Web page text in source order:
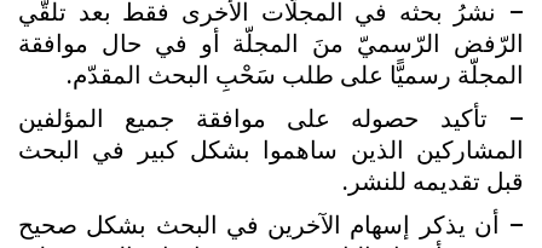
– نشرُ بحثه في المجلّات الأخرى فقط بعد تلقّي
الرّفض الرّسميّ منَ المجلّة أو في حال موافقة
المجلّة رسميًّا على طلب سَحْبِ البحث المقدّم.
– تأکيد حصوله على موافقة جميع المؤلفين
المشارکين الذين ساهموا بشکل کبير في البحث
قبل تقديمه للنشر.
– أن يذکر إسهام الآخرين في البحث بشکل صحيح